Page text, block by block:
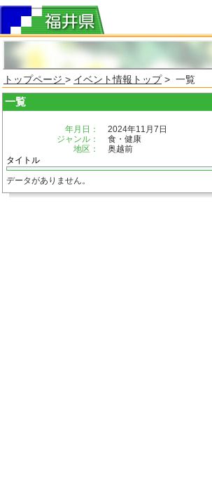
トップページ > イベント情報トップ> 一覧
一覧
年月日：
2024年11月7日
ジャンル：
食・健康
地区：
奥越前
タイトル
データがありません。